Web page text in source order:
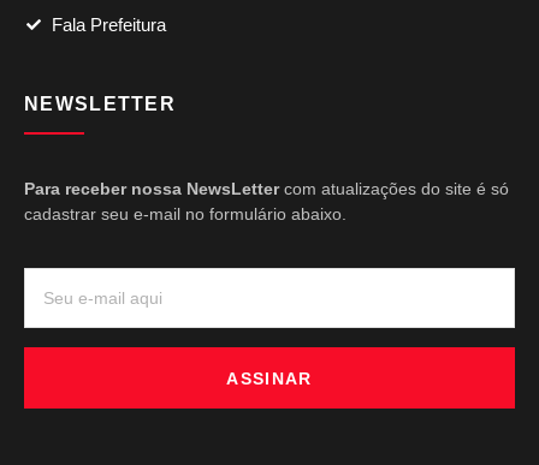
Fala Prefeitura
NEWSLETTER
Para receber nossa NewsLettercom atualizações do site é só
cadastrar seu e-mail no formulário abaixo.
ASSINAR